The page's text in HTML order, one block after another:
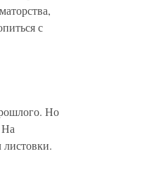
с
Но